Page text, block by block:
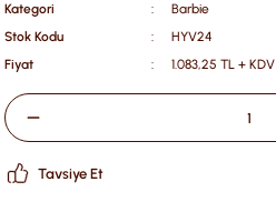
Kategori
Barbie
Stok Kodu
HYV24
Fiyat
1.083,25 TL + KDV
Tavsiye Et